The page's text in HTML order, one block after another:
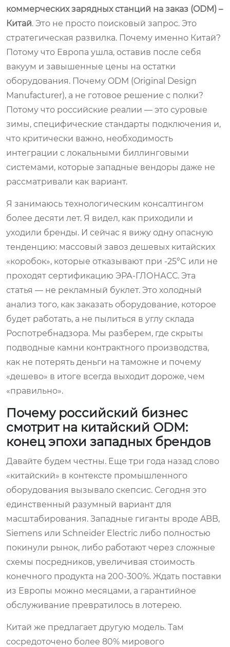
коммерческих зарядных станций на заказ (ODM) –
Китай. Это не просто поисковый запрос. Это
стратегическая развилка. Почему именно Китай?
Потому что Европа ушла, оставив после себя
вакуум и завышенные цены на остатки
оборудования. Почему ODM (Original Design
Manufacturer), а не готовое решение с полки?
Потому что российские реалии — это суровые
зимы, специфические стандарты подключения и,
что критически важно, необходимость
интеграции с локальными биллинговыми
системами, которые западные вендоры даже не
рассматривали как вариант.
Я занимаюсь технологическим консалтингом
более десяти лет. Я видел, как приходили и
уходили бренды. И сейчас я вижу одну опасную
тенденцию: массовый завоз дешевых китайских
«коробок», которые отказывают при -25°C или не
проходят сертификацию ЭРА-ГЛОНАСС. Эта
статья — не рекламный буклет. Это холодный
анализ того, как заказать оборудование, которое
будет работать, а не пылиться в углу склада
Роспотребнадзора. Мы разберем, где скрыты
подводные камни контрактного производства,
как не потерять деньги на таможне и почему
«дешево» в итоге всегда выходит дороже, чем
«правильно».
Почему российский бизнес
смотрит на китайский ODM:
конец эпохи западных брендов
Давайте будем честны. Еще три года назад слово
«китайский» в контексте промышленного
оборудования вызывало скепсис. Сегодня это
единственный разумный вариант для
масштабирования. Западные гиганты вроде ABB,
Siemens или Schneider Electric либо полностью
покинули рынок, либо работают через сложные
схемы посредников, увеличивая стоимость
конечного продукта на 200-300%. Ждать поставки
из Европы можно месяцами, а гарантийное
обслуживание превратилось в лотерею.
Китай же предлагает другую модель. Там
сосредоточено более 80% мирового